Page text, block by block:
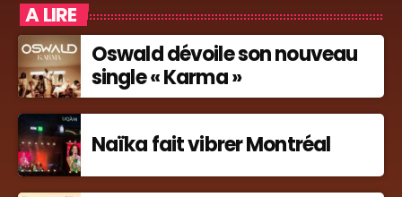
A LIRE
Oswald dévoile son nouveau
single « Karma »
Naïka fait vibrer Montréal